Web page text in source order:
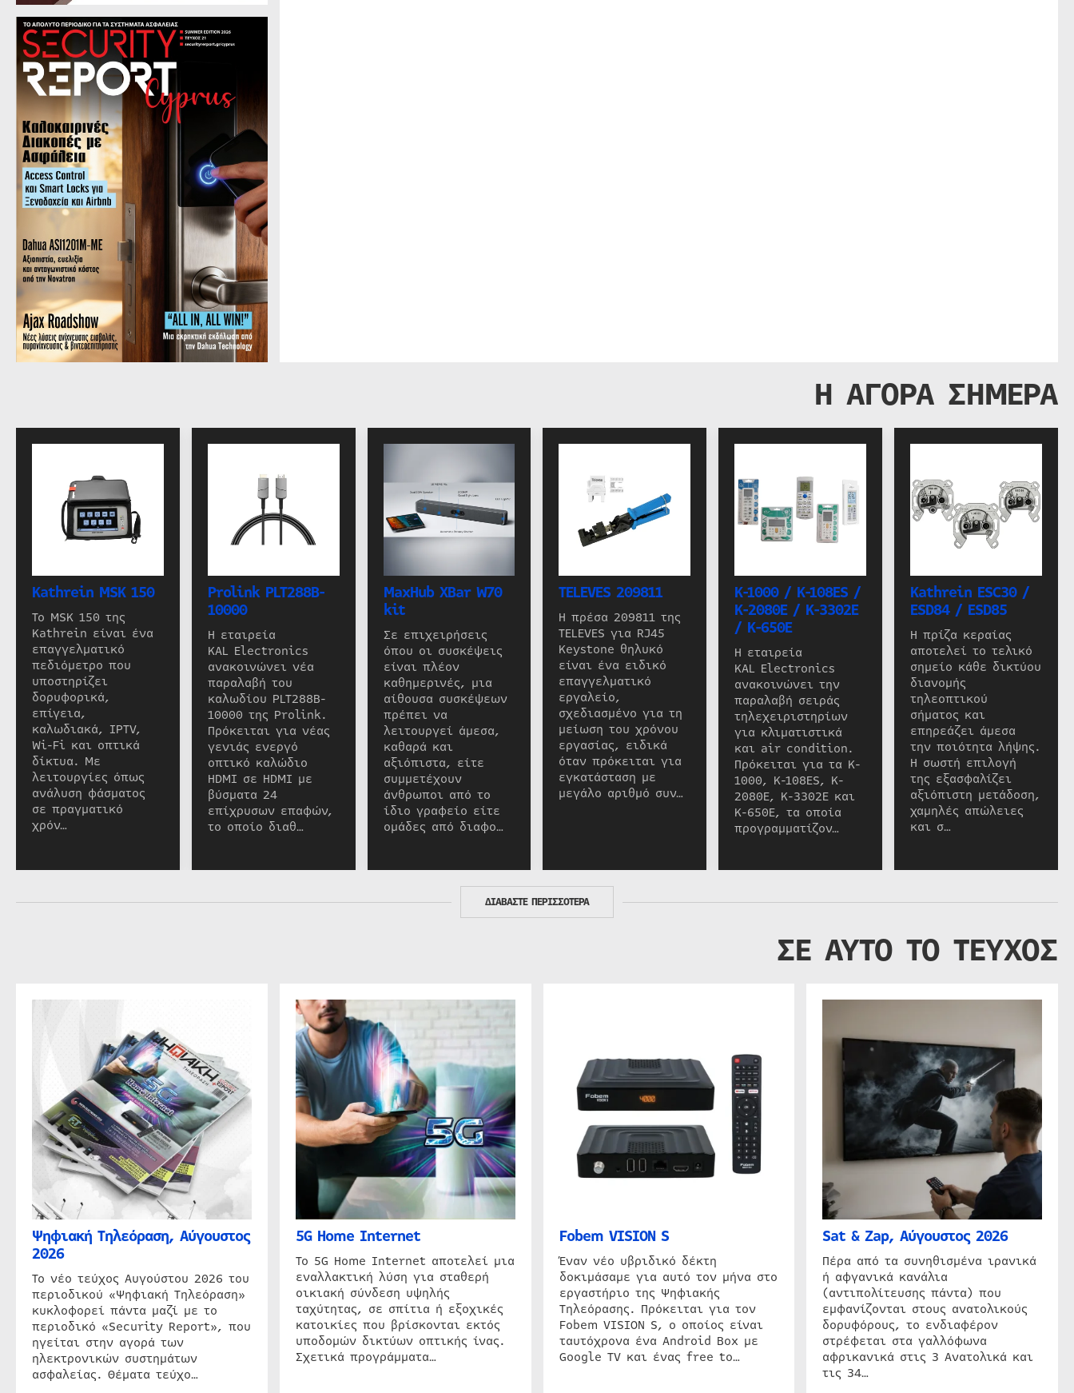
Η ΑΓΟΡΑ ΣΗΜΕΡΑ
Kathrein MSK 150
Το MSK 150 της
Kathrein είναι ένα
επαγγελματικό
πεδιόμετρο που
υποστηρίζει
δορυφορικά,
επίγεια,
καλωδιακά, IPTV,
Wi-Fi και οπτικά
δίκτυα. Με
λειτουργίες όπως
ανάλυση φάσματος
σε πραγματικό
χρόν…
Prolink PLT288B-
10000
Η εταιρεία
KAL Electronics
ανακοινώνει νέα
παραλαβή του
καλωδίου PLT288B-
10000 της Prolink.
Πρόκειται για νέας
γενιάς ενεργό
οπτικό καλώδιο
HDMI σε HDMI με
βύσματα 24
επίχρυσων επαφών,
το οποίο διαθ…
MaxHub XBar W70
kit
Σε επιχειρήσεις
όπου οι συσκέψεις
είναι πλέον
καθημερινές, μια
αίθουσα συσκέψεων
πρέπει να
λειτουργεί άμεσα,
καθαρά και
αξιόπιστα, είτε
συμμετέχουν
άνθρωποι από το
ίδιο γραφείο είτε
ομάδες από διαφο…
TELEVES 209811
Η πρέσα 209811 της
TELEVES για RJ45
Keystone θηλυκό
είναι ένα ειδικό
επαγγελματικό
εργαλείο,
σχεδιασμένο για τη
μείωση του χρόνου
εργασίας, ειδικά
όταν πρόκειται για
εγκατάσταση με
μεγάλο αριθμό συν…
K-1000 / K-108ES /
K-2080E / K-3302E
/ K-650E
Η εταιρεία
KAL Electronics
ανακοινώνει την
παραλαβή σειράς
τηλεχειριστηρίων
για κλιματιστικά
και air condition.
Πρόκειται για τα K-
1000, K-108ES, K-
2080E, K-3302E και
K-650E, τα οποία
προγραμματίζον…
Kathrein ESC30 /
ESD84 / ESD85
Η πρίζα κεραίας
αποτελεί το τελικό
σημείο κάθε δικτύου
διανομής
τηλεοπτικού
σήματος και
επηρεάζει άμεσα
την ποιότητα λήψης.
Η σωστή επιλογή
της εξασφαλίζει
αξιόπιστη μετάδοση,
χαμηλές απώλειες
και σ…
ΔΙΑΒΑΣΤΕ ΠΕΡΙΣΣΟΤΕΡΑ
ΣΕ ΑΥΤΟ ΤΟ ΤΕΥΧΟΣ
Ψηφιακή Τηλεόραση, Αύγουστος
2026
Το νέο τεύχος Αυγούστου 2026 του
περιοδικού «Ψηφιακή Τηλεόραση»
κυκλοφορεί πάντα μαζί με το
περιοδικό «Security Report», που
ηγείται στην αγορά των
ηλεκτρονικών συστημάτων
ασφαλείας. Θέματα τεύχο…
5G Home Internet
Το 5G Home Internet αποτελεί μια
εναλλακτική λύση για σταθερή
οικιακή σύνδεση υψηλής
ταχύτητας, σε σπίτια ή εξοχικές
κατοικίες που βρίσκονται εκτός
υποδομών δικτύων οπτικής ίνας.
Σχετικά προγράμματα…
Fobem VISION S
Έναν νέο υβριδικό δέκτη
δοκιμάσαμε για αυτό τον μήνα στο
εργαστήριο της Ψηφιακής
Τηλεόρασης. Πρόκειται για τον
Fobem VISION S, ο οποίος είναι
ταυτόχρονα ένα Android Box με
Google TV και ένας free to…
Sat & Zap, Αύγουστος 2026
Πέρα από τα συνηθισμένα ιρανικά
ή αφγανικά κανάλια
(αντιπολίτευσης πάντα) που
εμφανίζονται στους ανατολικούς
δορυφόρους, το ενδιαφέρον
στρέφεται στα γαλλόφωνα
αφρικανικά στις 3 Ανατολικά και
τις 34…